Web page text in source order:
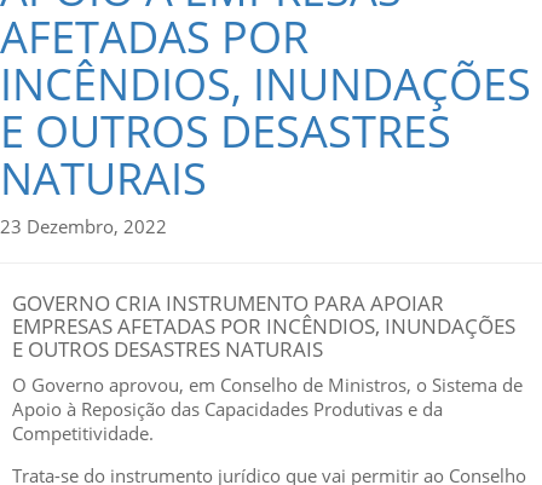
AFETADAS POR
INCÊNDIOS, INUNDAÇÕES
E OUTROS DESASTRES
NATURAIS
23 Dezembro, 2022
GOVERNO CRIA INSTRUMENTO PARA APOIAR
EMPRESAS AFETADAS POR INCÊNDIOS, INUNDAÇÕES
E OUTROS DESASTRES NATURAIS
O Governo aprovou, em Conselho de Ministros, o Sistema de
Apoio à Reposição das Capacidades Produtivas e da
Competitividade.
Trata-se do instrumento jurídico que vai permitir ao Conselho